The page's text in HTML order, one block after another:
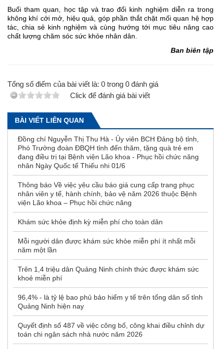
Buổi tham quan, học tập và trao đổi kinh nghiệm diễn ra trong
không khí cởi mở, hiệu quả, góp phần thắt chặt mối quan hệ hợp
tác, chia sẻ kinh nghiệm và cùng hướng tới mục tiêu nâng cao
chất lượng chăm sóc sức khỏe nhân dân.
Ban biên tập
Tổng số điểm của bài viết là: 0 trong 0 đánh giá
Click để đánh giá bài viết
BÀI VIẾT LIÊN QUAN
Đồng chí Nguyễn Thị Thu Hà - Ủy viên BCH Đảng bộ tỉnh,
Phó Trưởng đoàn ĐBQH tỉnh đến thăm, tặng quà trẻ em
đang điều trị tại Bệnh viện Lão khoa - Phục hồi chức năng
nhân Ngày Quốc tế Thiếu nhi 01/6
Thông báo Về việc yêu cầu báo giá cung cấp trang phục
nhân viên y tế, hành chính, bảo vệ năm 2026 thuộc Bệnh
viện Lão khoa – Phục hồi chức năng
Khám sức khỏe định kỳ miễn phí cho toàn dân
Mỗi người dân được khám sức khỏe miễn phí ít nhất mỗi
năm một lần
Trên 1,4 triệu dân Quảng Ninh chính thức được khám sức
khoẻ miễn phí
96,4% - là tỷ lệ bao phủ bảo hiểm y tế trên tổng dân số tỉnh
Quảng Ninh hiện nay
Quyết định số 487 về việc công bố, công khai điều chỉnh dự
toán chi ngân sách nhà nước năm 2026